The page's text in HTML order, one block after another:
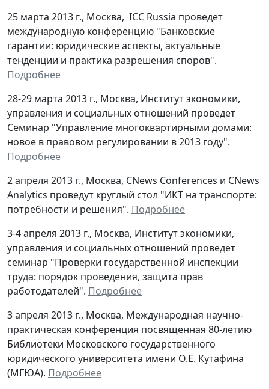
25 марта 2013 г., Москва, ICC Russia проведет
международную конференцию "Банковские
гарантии: юридические аспекты, актуальные
тенденции и практика разрешения споров".
Подробнее
28-29 марта 2013 г., Москва, Институт экономики,
управления и социальных отношений проведет
Семинар "Управление многоквартирными домами:
новое в правовом регулировании в 2013 году".
Подробнее
2 апреля 2013 г., Москва, CNews Conferences и CNews
Analytics проведут круглый стол "ИКТ на транспорте:
потребности и решения". Подробнее
3-4 апреля 2013 г., Москва, Институт экономики,
управления и социальных отношений проведет
семинар "Проверки государственной инспекции
труда: порядок проведения, защита прав
работодателей". Подробнее
3 апреля 2013 г., Москва, Международная научно-
практическая конференция посвященная 80-летию
Библиотеки Московского государственного
юридического университета имени О.Е. Кутафина
(МГЮА). Подробнее